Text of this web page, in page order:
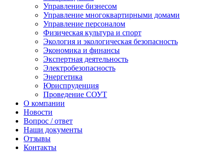
Управление бизнесом
Управление многоквартирными домами
Управление персоналом
Физическая культура и спорт
Экология и экологическая безопасность
Экономика и финансы
Экспертная деятельность
Электробезопасность
Энергетика
Юриспруденция
Проведение СОУТ
О компании
Новости
Вопрос / ответ
Наши документы
Отзывы
Контакты